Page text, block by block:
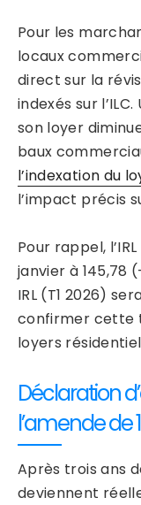
Pour les
locaux
direct sur la
indexés sur
son loyer
baux
l’indexation du
l’impact précis
Pour rappel,
janvier à 145,78
IRL (T1 2026)
confirmer cette
loyers
Déclaration
l’amende de
Après trois ans
deviennent